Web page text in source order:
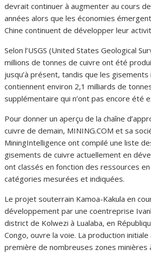
devrait continuer à augmenter au cours
années alors que les économies
Chine continuent de développer leur
Selon l’USGS (United States Geological
millions de tonnes de cuivre ont été
jusqu’à présent, tandis que les
contiennent environ 2,1 milliards de
supplémentaire qui n’ont pas encore été
Pour donner un aperçu de la chaîne
cuivre de demain, MINING.COM et sa
MiningIntelligence ont compilé une liste
gisements de cuivre actuellement en
ont classés en fonction des ressources
catégories mesurées et indiquées.
Le projet souterrain Kamoa-Kakula en
développement par une coentreprise
district de Kolwezi à Lualaba, en
Congo, ouvre la voie. La production initiale
première de nombreuses zones minières